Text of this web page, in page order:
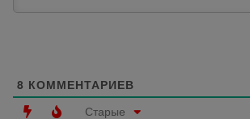
8 КОММЕНТАРИЕВ
Старые